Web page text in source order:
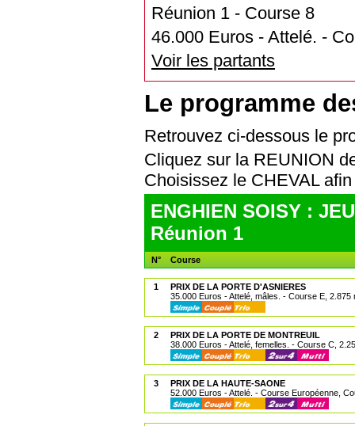
Réunion 1 - Course 8
46.000 Euros - Attelé. -
Voir les partants
Le programme
Retrouvez ci-dessous le
Cliquez sur la REUNION
Choisissez le CHEVAL
ENGHIEN SOISY :
Réunion 1
N° Course
1
PRIX DE LA PORTE D'ASNIERES
35.000 Euros - Attelé, mâles. - Course E, 2.875
2
PRIX DE LA PORTE DE MONTREUIL
38.000 Euros - Attelé, femelles. - Course C,
3
PRIX DE LA HAUTE-SAONE
52.000 Euros - Attelé. - Course Européenne,